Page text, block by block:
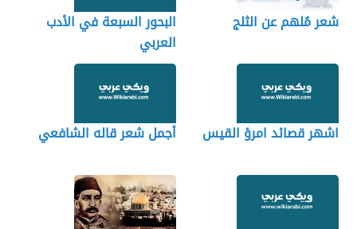
شعر مُلهم عن الثلج
البحور السبعة في الأدب
العربي
اشهر قصائد امرؤ القيس أجمل شعر قاله الشافعي